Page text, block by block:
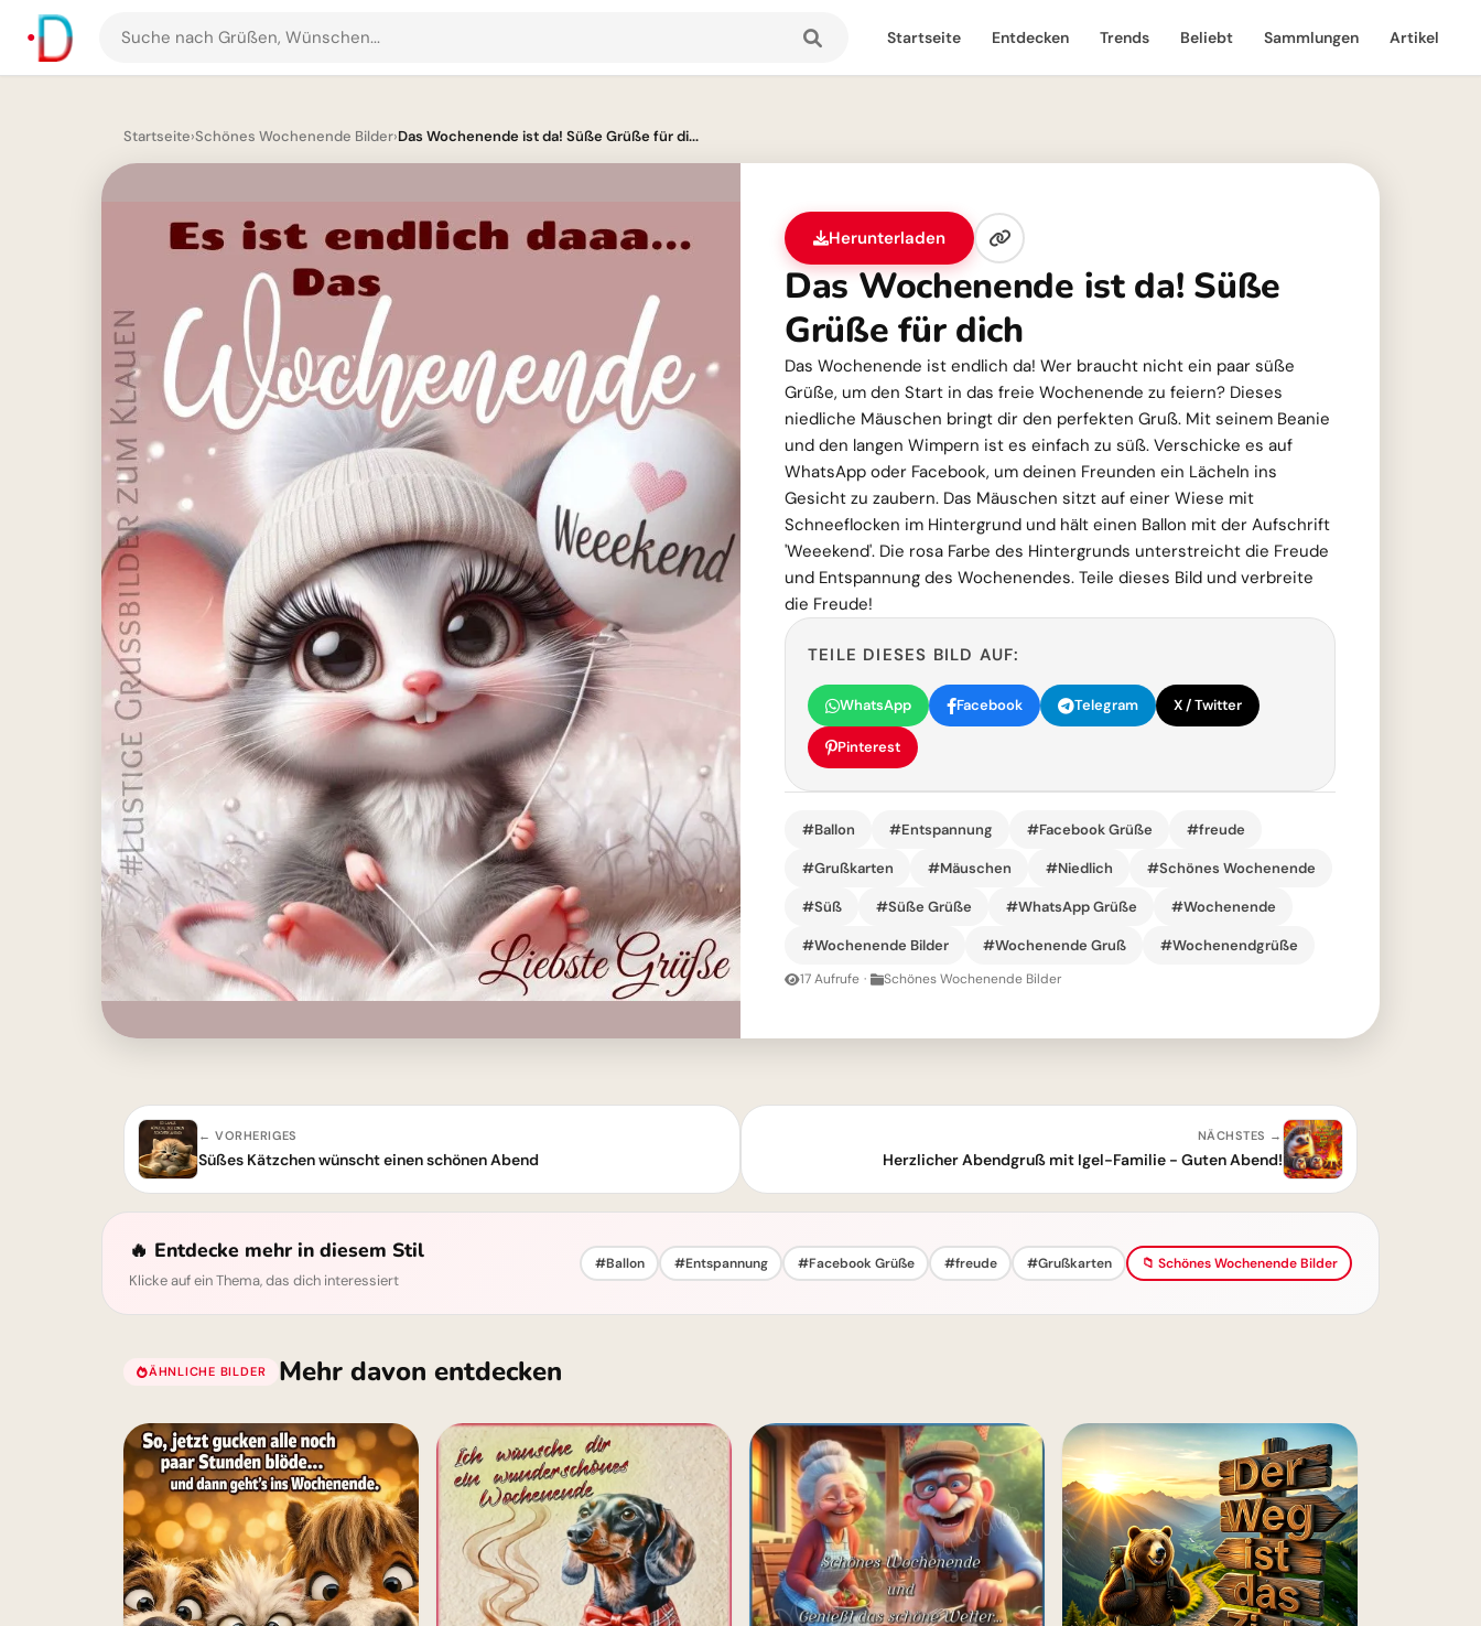
Suche
nach
und
Startseite Entdecken Trends Beliebt Sammlungen Artikel
Startseite›Schönes Wochenende Bilder›Das Wochenende ist da! Süße Grüße für di...
Herunterladen
Das Wochenende ist da! Süße
Grüße für dich
Das Wochenende ist endlich da! Wer braucht nicht ein paar süße
Grüße, um den Start in das freie Wochenende zu feiern? Dieses
niedliche Mäuschen bringt dir den perfekten Gruß. Mit seinem Beanie
und den langen Wimpern ist es einfach zu süß. Verschicke es auf
WhatsApp oder Facebook, um deinen Freunden ein Lächeln ins
Gesicht zu zaubern. Das Mäuschen sitzt auf einer Wiese mit
Schneeflocken im Hintergrund und hält einen Ballon mit der Aufschrift
'Weeekend'. Die rosa Farbe des Hintergrunds unterstreicht die Freude
und Entspannung des Wochenendes. Teile dieses Bild und verbreite
die Freude!
TEILE DIESES BILD AUF:
WhatsApp Facebook Telegram X / Twitter
Pinterest
#Ballon #Entspannung #Facebook Grüße #freude
#Grußkarten #Mäuschen #Niedlich #Schönes Wochenende
#Süß #Süße Grüße #WhatsApp Grüße #Wochenende
#Wochenende Bilder #Wochenende Gruß #Wochenendgrüße
17 Aufrufe · Schönes Wochenende Bilder
← VORHERIGES
Süßes Kätzchen wünscht einen schönen Abend
NÄCHSTES →
Herzlicher Abendgruß mit Igel-Familie - Guten Abend!
🔥 Entdecke mehr in diesem Stil
Klicke auf ein Thema, das dich interessiert
#Ballon #Entspannung #Facebook Grüße #freude #Grußkarten 📁 Schönes Wochenende Bilder
ÄHNLICHE BILDER Mehr davon entdecken